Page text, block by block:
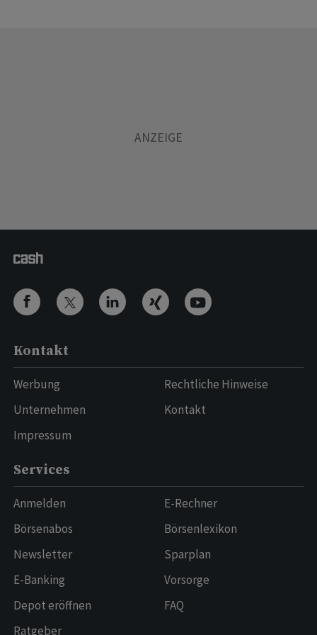
Kontakt
Werbung
Unternehmen
Impressum
Rechtliche Hinweise
Kontakt
Services
Anmelden
Börsenabos
Newsletter
E-Banking
Depot eröffnen
Ratgeber
E-Rechner
Börsenlexikon
Sparplan
Vorsorge
FAQ